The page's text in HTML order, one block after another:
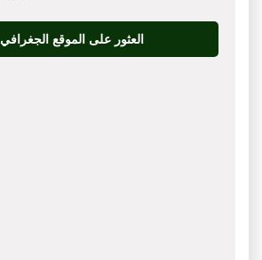
العثور على الموقع الجغرافي